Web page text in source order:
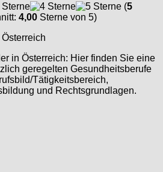
(5
4,00 Sterne von 5)
in Österreich: Hier finden Sie eine
geregelten Gesundheitsberufe
Tätigkeitsbereich,
und Rechtsgrundlagen.